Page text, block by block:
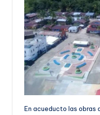
En acueducto las obras